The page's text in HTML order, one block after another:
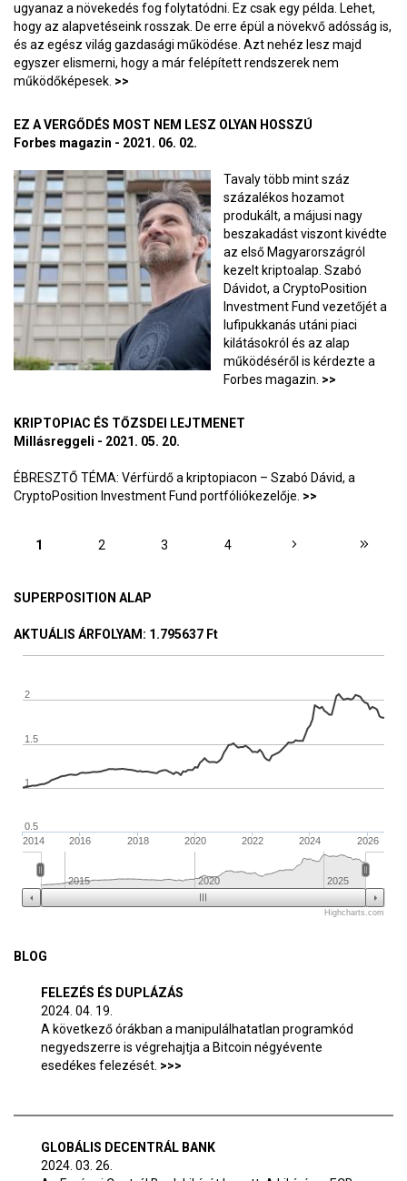
ugyanaz a növekedés fog folytatódni. Ez csak egy példa. Lehet,
hogy az alapvetéseink rosszak. De erre épül a növekvő adósság is,
és az egész világ gazdasági működése. Azt nehéz lesz majd
egyszer elismerni, hogy a már felépített rendszerek nem
működőképesek. >>
EZ A VERGŐDÉS MOST NEM LESZ OLYAN HOSSZÚ
Forbes magazin - 2021. 06. 02.
Tavaly több mint száz
százalékos hozamot
produkált, a májusi nagy
beszakadást viszont kivédte
az első Magyarországról
kezelt kriptoalap. Szabó
Dávidot, a CryptoPosition
Investment Fund vezetőjét a
lufipukkanás utáni piaci
kilátásokról és az alap
működéséről is kérdezte a
Forbes magazin. >>
KRIPTOPIAC ÉS TŐZSDEI LEJTMENET
Millásreggeli - 2021. 05. 20.
ÉBRESZTŐ TÉMA: Vérfürdő a kriptopiacon – Szabó Dávid, a
CryptoPosition Investment Fund portfóliókezelője. >>
OLDALAK
1 2 3 4
SUPERPOSITION ALAP
AKTUÁLIS ÁRFOLYAM : 1.795637 Ft
2016 2018 2020 2022 2024 2026
2014
2015 2020 2025
1
1.5
2
0.5
Highcharts.com
BLOG
FELEZÉS ÉS DUPLÁZÁS
2024. 04. 19.
A következő órákban a manipulálhatatlan programkód
negyedszerre is végrehajtja a Bitcoin négyévente
esedékes felezését.
GLOBÁLIS DECENTRÁL BANK
2024. 03. 26.